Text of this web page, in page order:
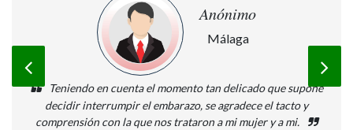
Anónimo
Málaga
Teniendo en cuenta el momento tan delicado que supone
decidir interrumpir el embarazo, se agradece el tacto y
comprensión con la que nos trataron a mi mujer y a mi.